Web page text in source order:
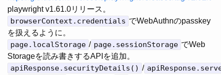
playwright v1.61.0リリース。
browserContext.credentials でWebAuthnのpasskey
を扱えるように。
page.localStorage / page.sessionStorage でWeb
Storageを読み書きするAPIを追加。
apiResponse.securityDetails() /